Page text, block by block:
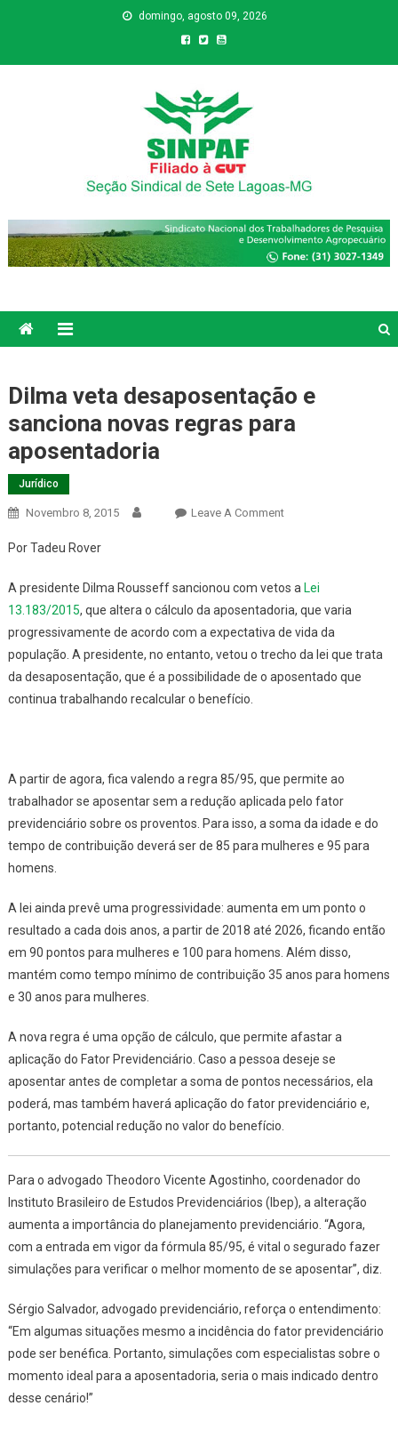
domingo, agosto 09, 2026
Sinpaf
Dilma veta desaposentação e
sanciona novas regras para
aposentadoria
Jurídico
Novembro 8, 2015 Leave A CommentOn
E
Sanciona
Novas
Regras
Para
Por Tadeu Rover
A presidente Dilma Rousseff sancionou com vetos a Lei
13.183/2015, que altera o cálculo da aposentadoria, que varia
progressivamente de acordo com a expectativa de vida da
população. A presidente, no entanto, vetou o trecho da lei que trata
da desaposentação, que é a possibilidade de o aposentado que
continua trabalhando recalcular o benefício.
A partir de agora, fica valendo a regra 85/95, que permite ao
trabalhador se aposentar sem a redução aplicada pelo fator
previdenciário sobre os proventos. Para isso, a soma da idade e do
tempo de contribuição deverá ser de 85 para mulheres e 95 para
homens.
A lei ainda prevê uma progressividade: aumenta em um ponto o
resultado a cada dois anos, a partir de 2018 até 2026, ficando então
em 90 pontos para mulheres e 100 para homens. Além disso,
mantém como tempo mínimo de contribuição 35 anos para homens
e 30 anos para mulheres.
A nova regra é uma opção de cálculo, que permite afastar a
aplicação do Fator Previdenciário. Caso a pessoa deseje se
aposentar antes de completar a soma de pontos necessários, ela
poderá, mas também haverá aplicação do fator previdenciário e,
portanto, potencial redução no valor do benefício.
Para o advogado Theodoro Vicente Agostinho, coordenador do
Instituto Brasileiro de Estudos Previdenciários (Ibep), a alteração
aumenta a importância do planejamento previdenciário. “Agora,
com a entrada em vigor da fórmula 85/95, é vital o segurado fazer
simulações para verificar o melhor momento de se aposentar”, diz.
Sérgio Salvador, advogado previdenciário, reforça o entendimento:
“Em algumas situações mesmo a incidência do fator previdenciário
pode ser benéfica. Portanto, simulações com especialistas sobre o
momento ideal para a aposentadoria, seria o mais indicado dentro
desse cenário!”